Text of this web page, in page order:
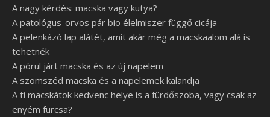
A nagy kérdés: macska vagy kutya?
A patológus-orvos pár bio élelmiszer függő cicája
A pelenkázó lap alátét, amit akár még a macskaalom alá is
tehetnék
A pórul járt macska és az új napelem
A szomszéd macska és a napelemek kalandja
A ti macskátok kedvenc helye is a fürdőszoba, vagy csak az
enyém furcsa?